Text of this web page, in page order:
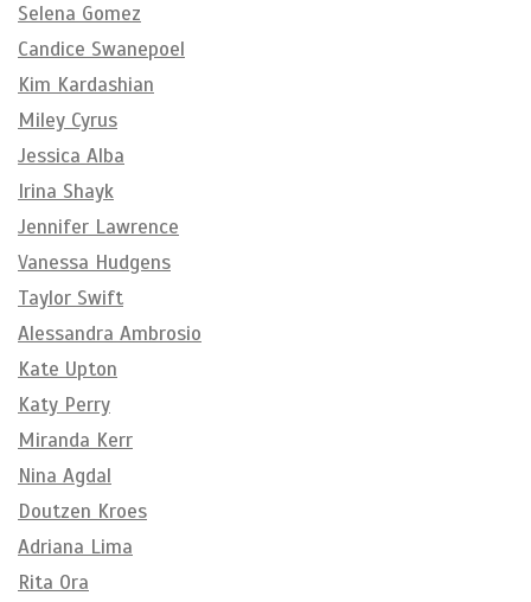
Selena Gomez
Candice Swanepoel
Kim Kardashian
Miley Cyrus
Jessica Alba
Irina Shayk
Jennifer Lawrence
Vanessa Hudgens
Taylor Swift
Alessandra Ambrosio
Kate Upton
Katy Perry
Miranda Kerr
Nina Agdal
Doutzen Kroes
Adriana Lima
Rita Ora